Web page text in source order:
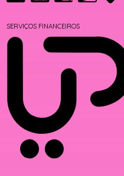
SERVIÇOS FINANCEIROS